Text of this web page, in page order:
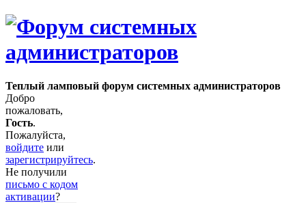
Теплый ламповый форум системных администраторов
Добро
пожаловать,
Гость.
Пожалуйста,
войдите или
зарегистрируйтесь.
Не получили
письмо с кодом
активации?